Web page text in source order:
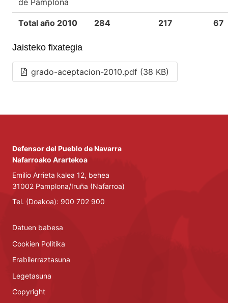
de Pamplona
Total año 2010 284 217 67
Jaisteko fixategia
grado-aceptacion-2010.pdf (38 KB)
Defensor del Pueblo de Navarra
Nafarroako Arartekoa
Emilio Arrieta kalea 12, behea
31002 Pamplona/Iruña (Nafarroa)
Tel. (Doakoa): 900 702 900
Datuen babesa
Cookien Politika
Erabilerraztasuna
Legetasuna
Copyright